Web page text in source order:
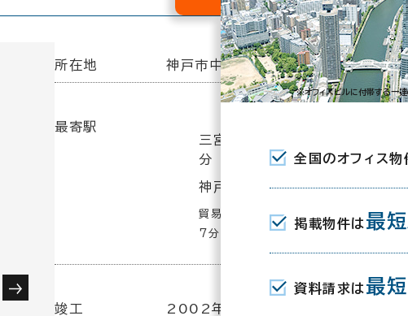
所在地 神戸市中央区磯上通4-3-10
最寄駅
三宮・花時計前駅(神戸市営海
分
神戸三宮駅(阪神本線) 東口(南
貿易センター駅(神戸新交通ポートアイ
7分
竣工 2002年 3月
※オフィスビルに付帯する一
全国のオフィス
掲載物件は 最
資料請求は 最